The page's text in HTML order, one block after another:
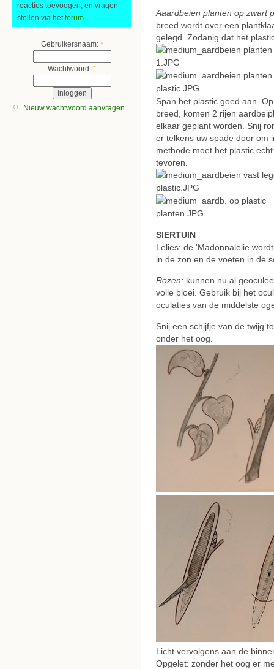
reacties toevoegen, en vragen
stellen via het forum
Gebruikersnaam: *
Wachtwoord: *
Nieuw wachtwoord aanvragen
Aaardbeien planten op zwart
breed wordt over een
gelegd. Zodanig dat het
Span het plastic goed aan.
breed, komen 2 rijen
elkaar geplant worden. Snij
er telkens uw spade door om
methode moet het plastic
tevoren.
SIERTUIN
Lelies: de 'Madonnalelie
in de zon en de voeten in de
Rozen: kunnen nu al
volle bloei. Gebruik bij het
oculaties van de middelste
Snij een schijfje van de twijg
onder het oog.
Licht vervolgens aan de
Opgelet: zonder het oog er